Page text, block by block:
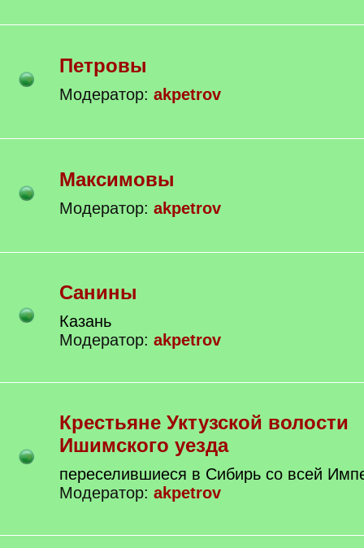
Петровы
Модератор: akpetrov
Максимовы
Модератор: akpetrov
Санины
Казань
Модератор: akpetrov
Крестьяне Уктузской волости
Ишимского уезда
переселившиеся в Сибирь со всей
Модератор: akpetrov